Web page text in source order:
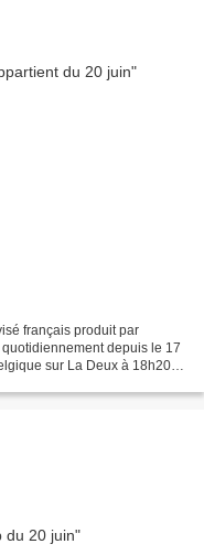
français produit par
depuis le 17
sur La Deux à 18h20,